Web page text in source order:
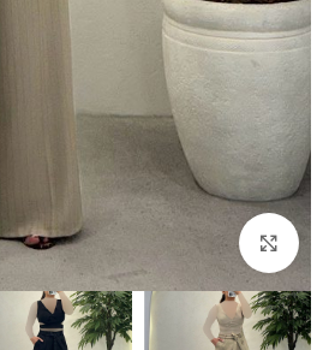
بزرگنمایی تصویر